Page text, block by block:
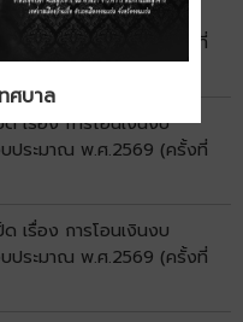
ด เรื่อง การโอนเงินงบ
บประมาณ พ.ศ.2569 (ครั้งที่
ด เรื่อง การโอนเงินงบ
บประมาณ พ.ศ.2569 (ครั้งที่
ด เรื่อง การโอนเงินงบ
บประมาณ พ.ศ.2569 (ครั้งที่
ศบาล